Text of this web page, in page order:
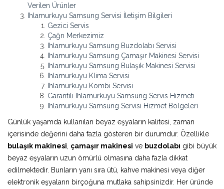
Verilen Ürünler
Ihlamurkuyu Samsung Servisi İletişim Bilgileri
Gezici Servis
Çağrı Merkezimiz
Ihlamurkuyu Samsung Buzdolabı Servisi
Ihlamurkuyu Samsung Çamaşır Makinesi Servisi
Ihlamurkuyu Samsung Bulaşık Makinesi Servisi
Ihlamurkuyu Klima Servisi
Ihlamurkuyu Kombi Servisi
Garantili Ihlamurkuyu Samsung Servis Hizmeti
Ihlamurkuyu Samsung Servisi Hizmet Bölgeleri
Günlük yaşamda kullanılan beyaz eşyaların kalitesi, zaman
içerisinde değerini daha fazla gösteren bir durumdur. Özellikle
bulaşık makinesi çamaşır makinesi ve buzdolabı gibi büyük
beyaz eşyaların uzun ömürlü olmasına daha fazla dikkat
edilmektedir. Bunların yanı sıra ütü, kahve makinesi veya diğer
elektronik eşyaların birçoğuna mutlaka sahipsinizdir. Her üründe